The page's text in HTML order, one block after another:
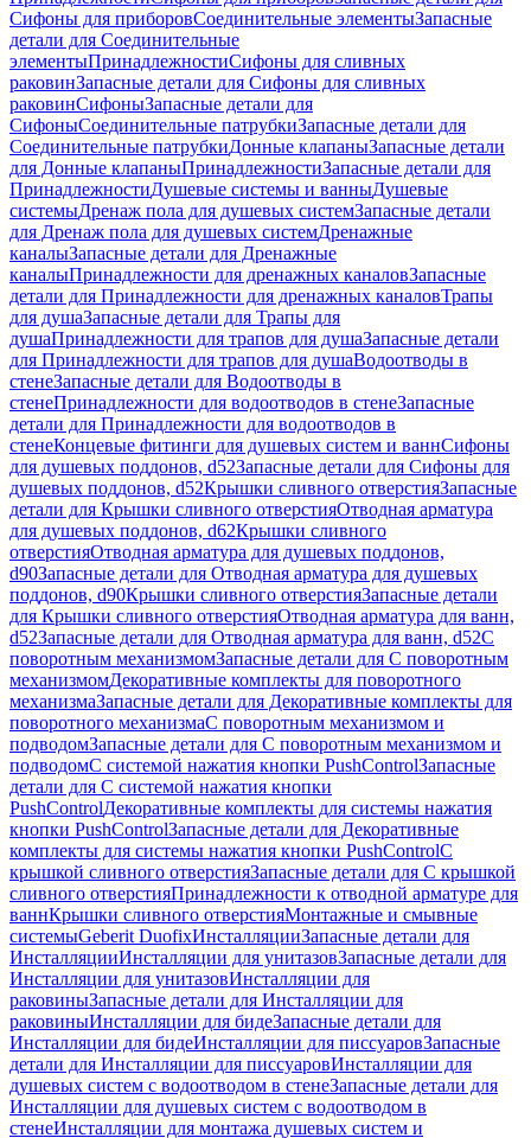
Сифоны для приборовСоединительные элементыЗапасные
детали для Соединительные
элементыПринадлежностиСифоны для сливных
раковинЗапасные детали для Сифоны для сливных
раковинСифоныЗапасные детали для
СифоныСоединительные патрубкиЗапасные детали для
Соединительные патрубкиДонные клапаныЗапасные детали
для Донные клапаныПринадлежностиЗапасные детали для
ПринадлежностиДушевые системы и ванныДушевые
системыДренаж пола для душевых системЗапасные детали
для Дренаж пола для душевых системДренажные
каналыЗапасные детали для Дренажные
каналыПринадлежности для дренажных каналовЗапасные
детали для Принадлежности для дренажных каналовТрапы
для душаЗапасные детали для Трапы для
душаПринадлежности для трапов для душаЗапасные детали
для Принадлежности для трапов для душаВодоотводы в
стенеЗапасные детали для Водоотводы в
стенеПринадлежности для водоотводов в стенеЗапасные
детали для Принадлежности для водоотводов в
стенеКонцевые фитинги для душевых систем и ваннСифоны
для душевых поддонов, d52Запасные детали для Сифоны для
душевых поддонов, d52Крышки сливного отверстияЗапасные
детали для Крышки сливного отверстияОтводная арматура
для душевых поддонов, d62Крышки сливного
отверстияОтводная арматура для душевых поддонов,
d90Запасные детали для Отводная арматура для душевых
поддонов, d90Крышки сливного отверстияЗапасные детали
для Крышки сливного отверстияОтводная арматура для ванн,
d52Запасные детали для Отводная арматура для ванн, d52С
поворотным механизмомЗапасные детали для С поворотным
механизмомДекоративные комплекты для поворотного
механизмаЗапасные детали для Декоративные комплекты для
поворотного механизмаС поворотным механизмом и
подводомЗапасные детали для С поворотным механизмом и
подводомС системой нажатия кнопки PushControlЗапасные
детали для С системой нажатия кнопки
PushControlДекоративные комплекты для системы нажатия
кнопки PushControlЗапасные детали для Декоративные
комплекты для системы нажатия кнопки PushControlС
крышкой сливного отверстияЗапасные детали для С крышкой
сливного отверстияПринадлежности к отводной арматуре для
ваннКрышки сливного отверстияМонтажные и смывные
системыGeberit DuofixИнсталляцииЗапасные детали для
ИнсталляцииИнсталляции для унитазовЗапасные детали для
Инсталляции для унитазовИнсталляции для
раковиныЗапасные детали для Инсталляции для
раковиныИнсталляции для бидеЗапасные детали для
Инсталляции для бидеИнсталляции для писсуаровЗапасные
детали для Инсталляции для писсуаровИнсталляции для
душевых систем с водоотводом в стенеЗапасные детали для
Инсталляции для душевых систем с водоотводом в
стенеИнсталляции для монтажа душевых систем и